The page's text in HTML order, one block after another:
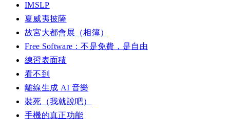
IMSLP
夏威夷披薩
故宮大都會展（相簿）
Free Software：不是免費，是自由
練習表面積
看不到
離線生成 AI 音樂
裝死（我就說吧）
手機的真正功能